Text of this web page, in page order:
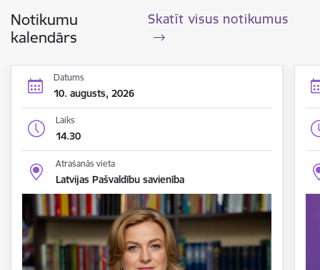
Notikumu
kalendārs
Skatīt visus notikumus
Datums
10. augusts, 2026
Laiks
14.30
Atrašanās vieta
Latvijas Pašvaldību savienība